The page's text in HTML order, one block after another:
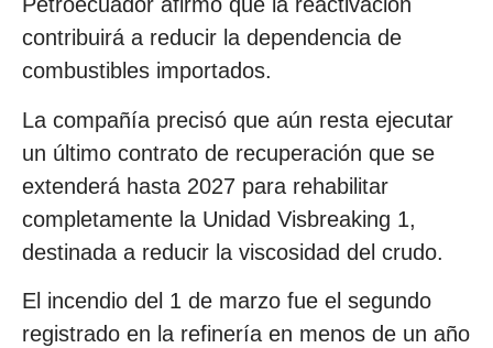
Petroecuador afirmó que la reactivación
contribuirá a reducir la dependencia de
combustibles importados.
La compañía precisó que aún resta ejecutar
un último contrato de recuperación que se
extenderá hasta 2027 para rehabilitar
completamente la Unidad Visbreaking 1,
destinada a reducir la viscosidad del crudo.
El incendio del 1 de marzo fue el segundo
registrado en la refinería en menos de un año